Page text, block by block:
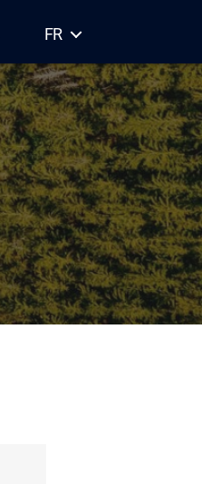
FR